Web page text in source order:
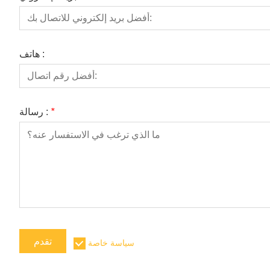
هاتف :
رسالة : *
تقدم سياسة خاصة